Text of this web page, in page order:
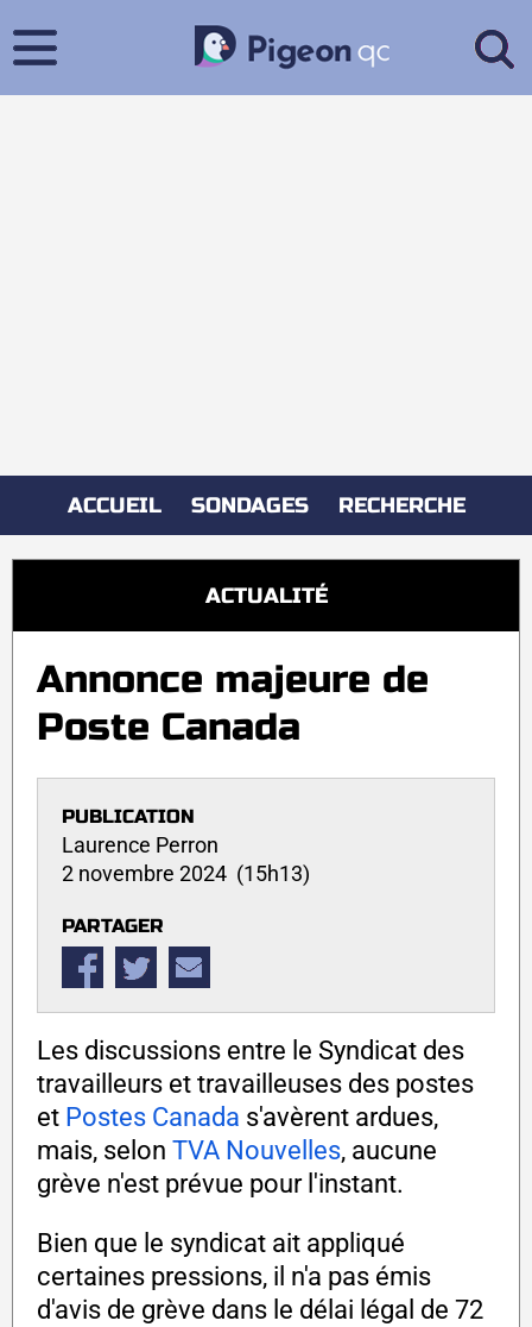
ACCUEIL SONDAGES RECHERCHE
ACTUALITÉ
Annonce majeure de
Poste Canada
PUBLICATION
Laurence Perron
2 novembre 2024 (15h13)
PARTAGER
Les discussions entre le Syndicat des
travailleurs et travailleuses des postes
et Postes Canada s'avèrent ardues,
mais, selon TVA Nouvelles, aucune
grève n'est prévue pour l'instant.
Bien que le syndicat ait appliqué
certaines pressions, il n'a pas émis
d'avis de grève dans le délai légal de 72